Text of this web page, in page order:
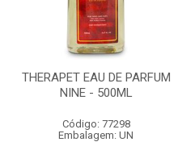
THERAPET EAU DE PARFUM
NINE - 500ML
Código: 77298
Embalagem: UN